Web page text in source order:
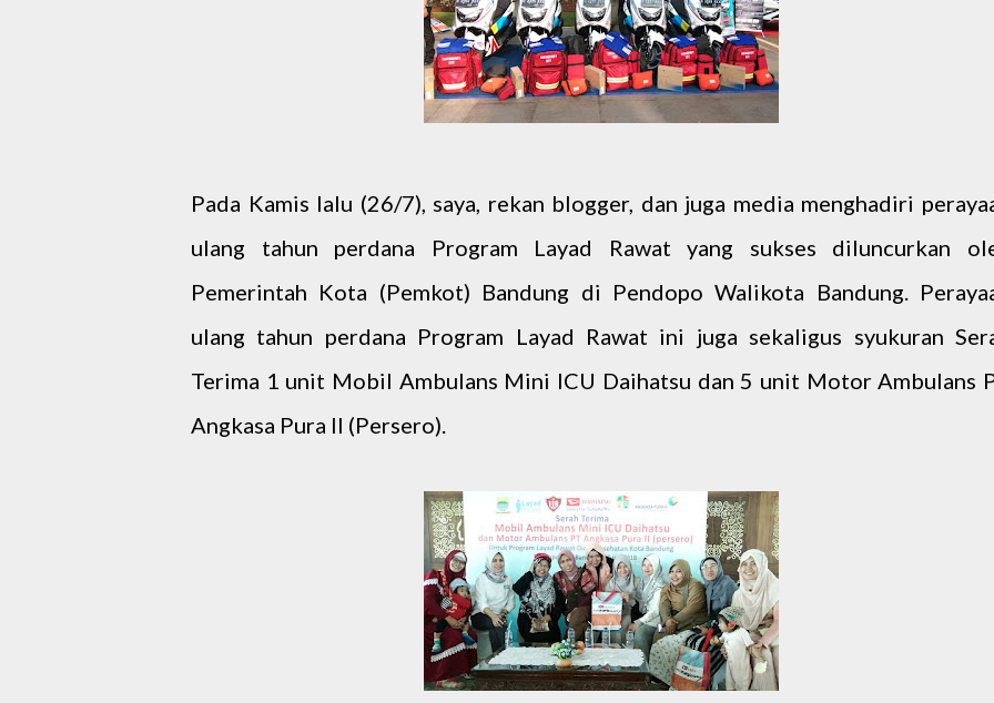
Pada Kamis lalu (26/7), saya, rekan blogger, dan juga media menghadiri
ulang tahun perdana Program Layad Rawat yang sukses diluncurkan
Pemerintah Kota (Pemkot) Bandung di Pendopo Walikota Bandung.
ulang tahun perdana Program Layad Rawat ini juga sekaligus syukuran
Terima 1 unit Mobil Ambulans Mini ICU Daihatsu dan 5 unit Motor Ambulans
Angkasa Pura II (Persero).